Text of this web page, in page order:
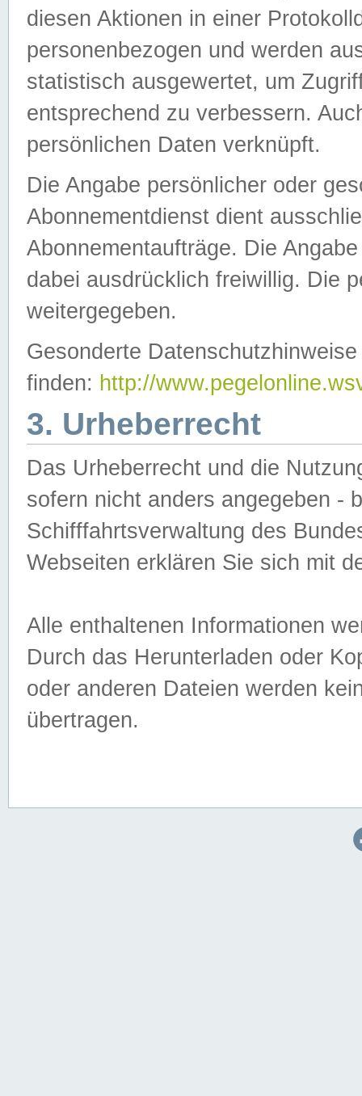
diesen Aktionen in einer
personenbezogen und werden
statistisch ausgewertet, um
entsprechend zu verbessern.
persönlichen Daten verknüpft.
Die Angabe persönlicher oder
Abonnementdienst dient
Abonnementaufträge. Die
dabei ausdrücklich freiwillig. Die
weitergegeben.
Gesonderte
finden: http://
3. Urheberrecht
Das Urheberrecht und die
sofern nicht anders angegeben -
Schifffahrtsverwaltung des
Webseiten erklären Sie sich mit
Alle enthaltenen Informationen
Durch das Herunterladen oder
oder anderen Dateien werden
übertragen.